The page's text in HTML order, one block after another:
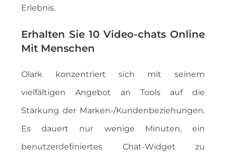
Erlebnis.
Erhalten Sie 10 Video-chats Online
Mit Menschen
Olark konzentriert sich mit seinem
vielfältigen Angebot an Tools auf die
Stärkung der Marken-/Kundenbeziehungen.
Es dauert nur wenige Minuten, ein
benutzerdefiniertes Chat-Widget zu